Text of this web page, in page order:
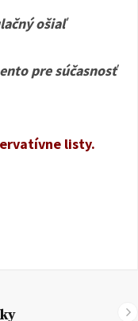
ošiaľ
pre súčasnosť
listy.